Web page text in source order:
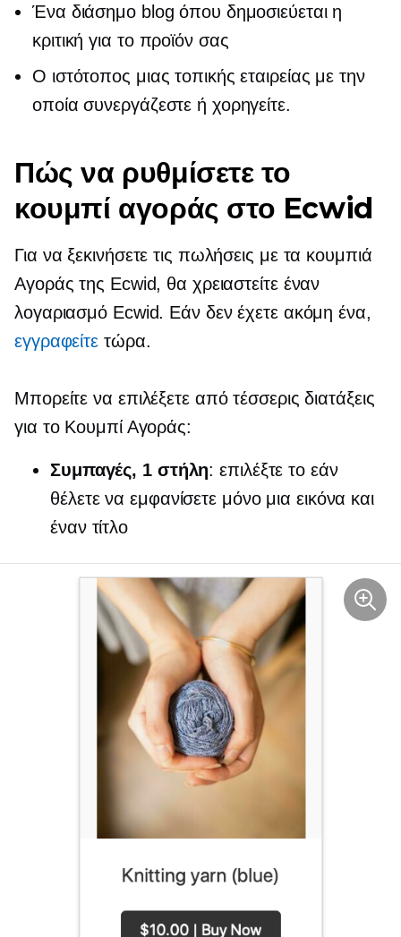
Ένα διάσημο blog όπου δημοσιεύεται η
κριτική για το προϊόν σας
Ο ιστότοπος μιας τοπικής εταιρείας με την
οποία συνεργάζεστε ή χορηγείτε.
Πώς να ρυθμίσετε το
κουμπί αγοράς στο Ecwid
Για να ξεκινήσετε τις πωλήσεις με τα κουμπιά
Αγοράς της Ecwid, θα χρειαστείτε έναν
λογαριασμό Ecwid. Εάν δεν έχετε ακόμη ένα,
εγγραφείτε τώρα.
Μπορείτε να επιλέξετε από τέσσερις διατάξεις
για το Κουμπί Αγοράς:
Συμπαγές, 1 στήλη: επιλέξτε το εάν
θέλετε να εμφανίσετε μόνο μια εικόνα και
έναν τίτλο